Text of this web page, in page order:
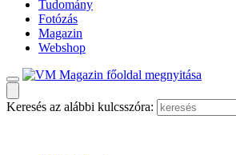
Tudomány
Fotózás
Magazin
Webshop
Keresés az alábbi kulcsszóra: